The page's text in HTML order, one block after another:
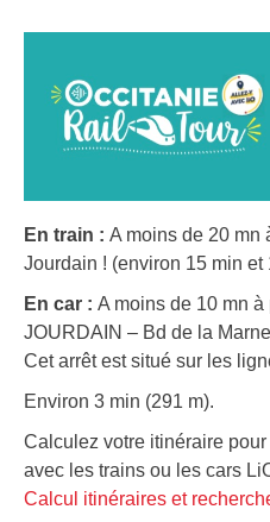
En train : A moins de 20 mn
Jourdain ! (environ 15 min et
En car : A moins de 10 mn à
JOURDAIN – Bd de la
Cet arrêt est situé sur les
Environ 3 min (291 m).
Calculez votre itinéraire
avec les trains ou les cars
Calcul itinéraires et